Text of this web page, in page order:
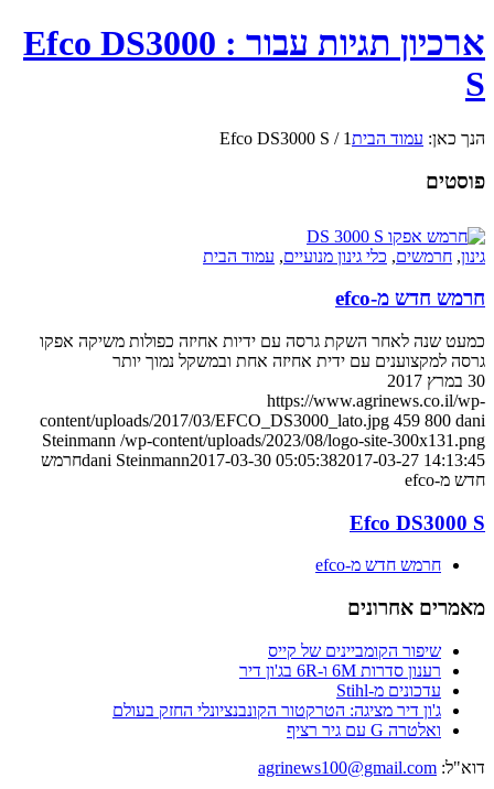
ארכיון תגיות עבור : Efco DS3000
S
הנך כאן: עמוד הבית1
/
Efco DS3000 S
פוסטים
גינון, חרמשים, כלי גינון מנועיים, עמוד הבית
חרמש חדש מ-efco
כמעט שנה לאחר השקת גרסה עם ידיות אחיזה כפולות משיקה אפקו
גרסה למקצוענים עם ידית אחיזה אחת ובמשקל נמוך יותר
30 במרץ 2017
https://www.agrinews.co.il/wp-
content/uploads/2017/03/EFCO_DS3000_lato.jpg 459 800 dani
Steinmann /wp-content/uploads/2023/08/logo-site-300x131.png
dani Steinmann2017-03-30 05:05:382017-03-27 14:13:45
חרמש
חדש מ-efco
Efco DS3000 S
חרמש חדש מ-efco
מאמרים אחרונים
שיפור הקומביינים של קייס
רענון סדרות 6M ו-6R בג'ון דיר
עדכונים מ-Stihl
ג'ון דיר מציגה: הטרקטור הקונבנציונלי החזק בעולם
ואלטרה G עם גיר רציף
דוא"ל: agrinews100@gmail.com